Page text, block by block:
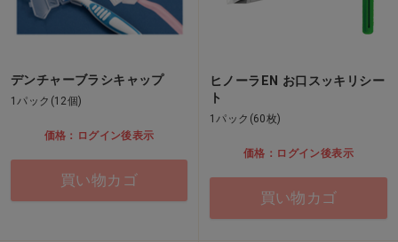
デンチャーブラシキャップ
1パック(12個)
価格：ログイン後表示
買い物カゴ
ヒノーラEN お口スッキリシー
ト
1パック(60枚)
価格：ログイン後表示
買い物カゴ